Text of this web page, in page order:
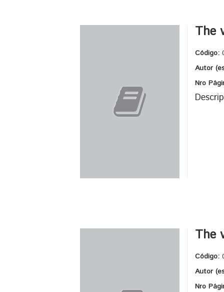
The
Código:
Autor
Nro
The
Código:
Autor
Nro